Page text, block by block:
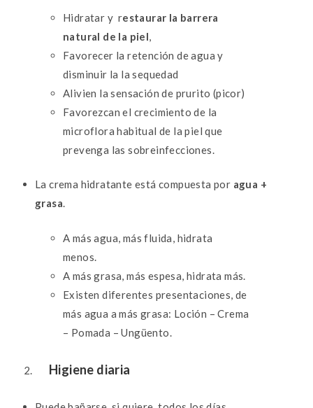
Hidratar y restaurar la barrera
natural de la piel,
Favorecer la retención de agua y
disminuir la la sequedad
Alivien la sensación de prurito (picor)
Favorezcan el crecimiento de la
microflora habitual de la piel que
prevenga las sobreinfecciones.
La crema hidratante está compuesta por agua +
grasa.
A más agua, más fluida, hidrata
menos.
A más grasa, más espesa, hidrata más.
Existen diferentes presentaciones, de
más agua a más grasa: Loción – Crema
– Pomada – Ungüento.
Higiene diaria